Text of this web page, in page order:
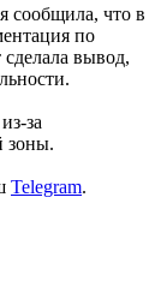
сообщила, что в
по
сделала вывод,
за
зoны.
Telegram.